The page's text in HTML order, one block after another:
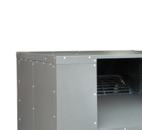
Lighting and Electrical